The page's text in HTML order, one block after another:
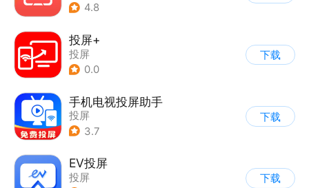
4.8
投屏+
投屏
0.0
下载
手机电视投屏助手
投屏
3.7
下载
EV投屏
投屏
下载